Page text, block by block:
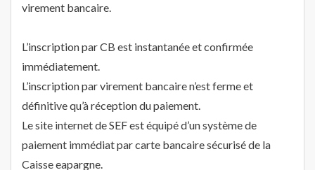
virement bancaire.
L’inscription par CB est instantanée et confirmée
immédiatement.
L’inscription par virement bancaire n’est ferme et
définitive qu’à réception du paiement.
Le site internet de SEF est équipé d’un système de
paiement immédiat par carte bancaire sécurisé de la
Caisse eapargne.